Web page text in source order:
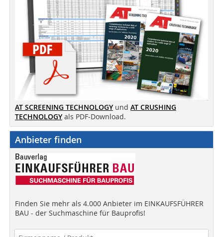
AT SCREENING TECHNOLOGY und AT CRUSHING
TECHNOLOGY als PDF-Download.
Anbieter finden
Finden Sie mehr als 4.000 Anbieter im EINKAUFSFÜHRER
BAU - der Suchmaschine für Bauprofis!